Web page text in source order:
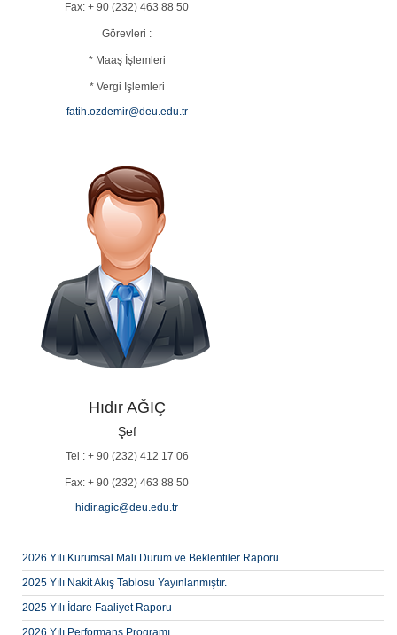
Fax: + 90 (232) 463 88 50
Görevleri :
* Maaş İşlemleri
* Vergi İşlemleri
fatih.ozdemir@deu.edu.tr
Hıdır AĞIÇ
Şef
Tel : + 90 (232) 412 17 06
Fax: + 90 (232) 463 88 50
hidir.agic@deu.edu.tr
2026 Yılı Kurumsal Mali Durum ve Beklentiler Raporu
2025 Yılı Nakit Akış Tablosu Yayınlanmıştır.
2025 Yılı İdare Faaliyet Raporu
2026 Yılı Performans Programı